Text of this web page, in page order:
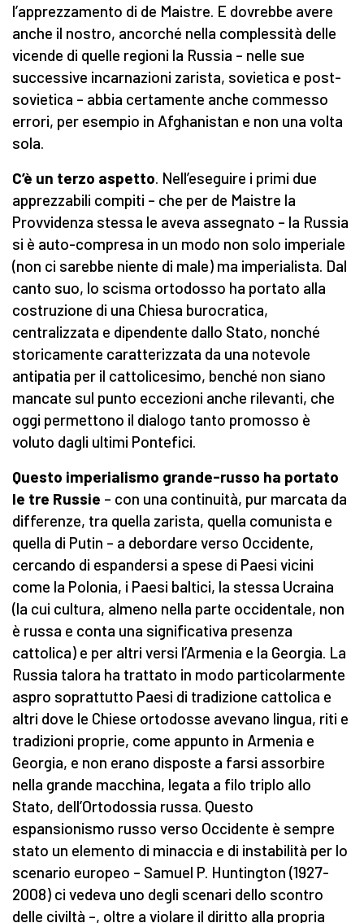
l’apprezzamento di de Maistre. E dovrebbe avere
anche il nostro, ancorché nella complessità delle
vicende di quelle regioni la Russia – nelle sue
successive incarnazioni zarista, sovietica e post-
sovietica – abbia certamente anche commesso
errori, per esempio in Afghanistan e non una volta
sola.
C’è un terzo aspetto. Nell’eseguire i primi due
apprezzabili compiti – che per de Maistre la
Provvidenza stessa le aveva assegnato – la Russia
si è auto-compresa in un modo non solo imperiale
(non ci sarebbe niente di male) ma imperialista. Dal
canto suo, lo scisma ortodosso ha portato alla
costruzione di una Chiesa burocratica,
centralizzata e dipendente dallo Stato, nonché
storicamente caratterizzata da una notevole
antipatia per il cattolicesimo, benché non siano
mancate sul punto eccezioni anche rilevanti, che
oggi permettono il dialogo tanto promosso è
voluto dagli ultimi Pontefici.
Questo imperialismo grande-russo ha portato
le tre Russie – con una continuità, pur marcata da
differenze, tra quella zarista, quella comunista e
quella di Putin – a debordare verso Occidente,
cercando di espandersi a spese di Paesi vicini
come la Polonia, i Paesi baltici, la stessa Ucraina
(la cui cultura, almeno nella parte occidentale, non
è russa e conta una significativa presenza
cattolica) e per altri versi l’Armenia e la Georgia. La
Russia talora ha trattato in modo particolarmente
aspro soprattutto Paesi di tradizione cattolica e
altri dove le Chiese ortodosse avevano lingua, riti e
tradizioni proprie, come appunto in Armenia e
Georgia, e non erano disposte a farsi assorbire
nella grande macchina, legata a filo triplo allo
Stato, dell’Ortodossia russa. Questo
espansionismo russo verso Occidente è sempre
stato un elemento di minaccia e di instabilità per lo
scenario europeo – Samuel P. Huntington (1927-
2008) ci vedeva uno degli scenari dello scontro
delle civiltà –, oltre a violare il diritto alla propria